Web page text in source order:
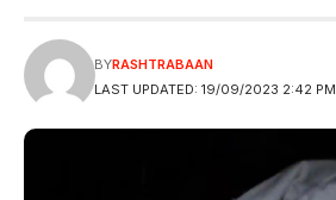
LAST UPDATED: 19/09/2023 2:42 PM
BYRASHTRABAAN